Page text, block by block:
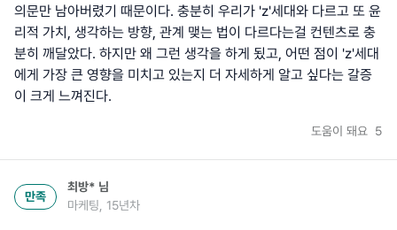
의문만 남아버렸기 때문이다. 충분히 우리가 'z'세대와 다르고 또 윤
리적 가치, 생각하는 방향, 관계 맺는 법이 다르다는걸 컨텐츠로 충
분히 깨달았다. 하지만 왜 그런 생각을 하게 됬고, 어떤 점이 'z'세대
에게 가장 큰 영향을 미치고 있는지 더 자세하게 알고 싶다는 갈증
이 크게 느껴진다.
도움이 돼요 5
만족
최방* 님
마케팅, 15년차